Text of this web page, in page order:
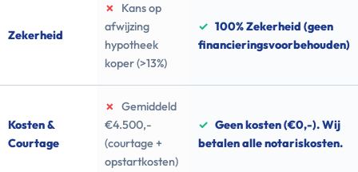
Zekerheid
✗
Kans op
afwijzing
hypotheek
koper (>13%)
✓ 100% Zekerheid (geen
financieringsvoorbehouden)
Kosten &
Courtage
✗
Gemiddeld
€4.500,-
(courtage +
opstartkosten)
✓ Geen kosten (€0,-). Wij
betalen alle notariskosten.